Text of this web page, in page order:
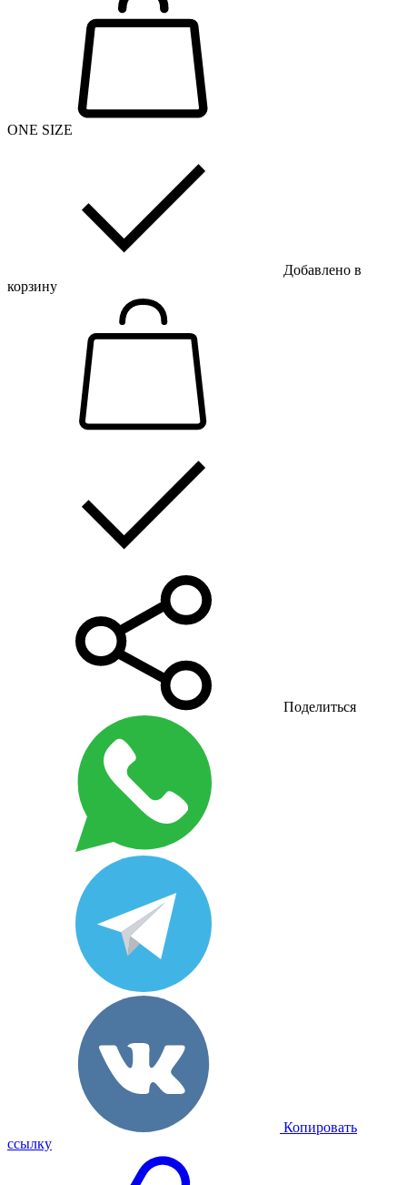
ONE SIZE
Добавлено в
корзину
Поделиться
Копировать
ссылку